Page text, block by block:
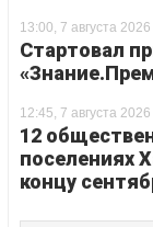
13:00, 7 августа 2026
Стартовал
12:45, 7 августа 2026
12
поселениях
концу